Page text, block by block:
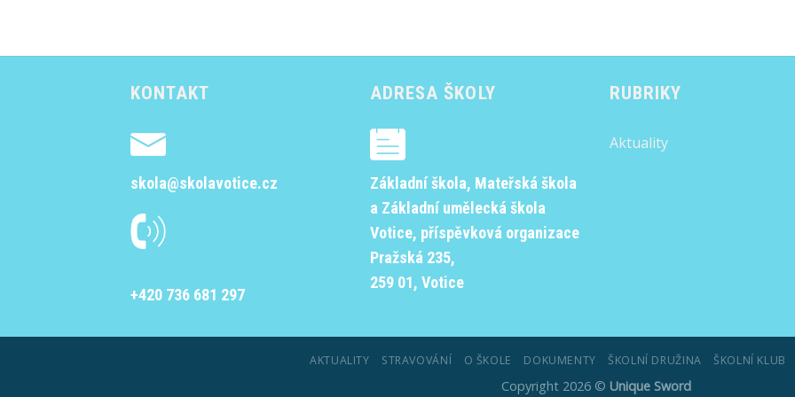
KONTAKT
skola@skolavotice.cz
+420 736 681 297
ADRESA ŠKOLY
Základní škola, Mateřská škola
a Základní umělecká škola
Votice, příspěvková organizace
Pražská 235,
259 01, Votice
RUBRIKY
Aktuality
AKTUALITY STRAVOVÁNÍ O ŠKOLE DOKUMENTY ŠKOLNÍ DRUŽINA ŠKOLNÍ KLUB
Copyright 2026 © Unique Sword